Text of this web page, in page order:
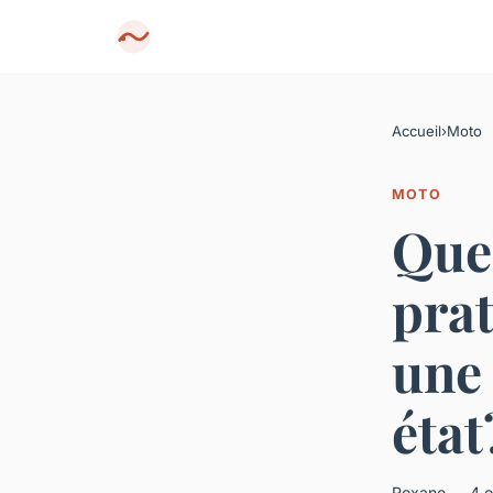
Accueil›Moto
MOTO